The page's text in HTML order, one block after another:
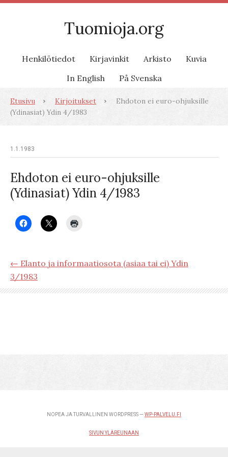
Tuomioja.org
Henkilötiedot Kirjavinkit Arkisto
Kuvia
In English
På Svenska
Etusivu Kirjoitukset
Ehdoton ei euro-ohjuksille
(Ydinasiat) Ydin 4/1983
1.1.1983
Ehdoton ei euro-ohjuksille
(Ydinasiat) Ydin 4/1983
← Elanto ja informaatiosota (asiaa tai ei) Ydin
3/1983
NOPEA JA TURVALLINEN WORDPRESS — WP-PALVELU.FI
SIVUN YLÄREUNAAN